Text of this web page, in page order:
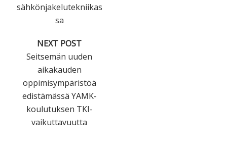
sähkönjakelutekniikas
sa
NEXT POST
Seitsemän uuden
aikakauden
oppimisympäristöä
edistämässä YAMK-
koulutuksen TKI-
vaikuttavuutta